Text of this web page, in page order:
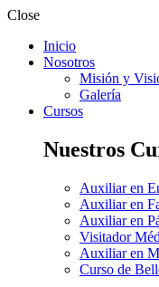
Close
Inicio
Nosotros
Misión y
Galería
Cursos
Nuestros
Auxiliar en
Auxiliar en
Auxiliar en
Visitador
Auxiliar en
Curso de